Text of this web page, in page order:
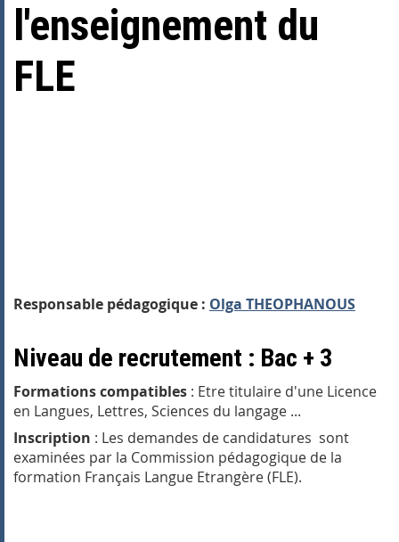
l'enseignement du
FLE
Responsable pédagogique : Olga THEOPHANOUS
Niveau de recrutement : Bac + 3
Formations compatibles : Etre titulaire d'une Licence
en Langues, Lettres, Sciences du langage ...
Inscription : Les demandes de candidatures sont
examinées par la Commission pédagogique de la
formation Français Langue Etrangère (FLE).